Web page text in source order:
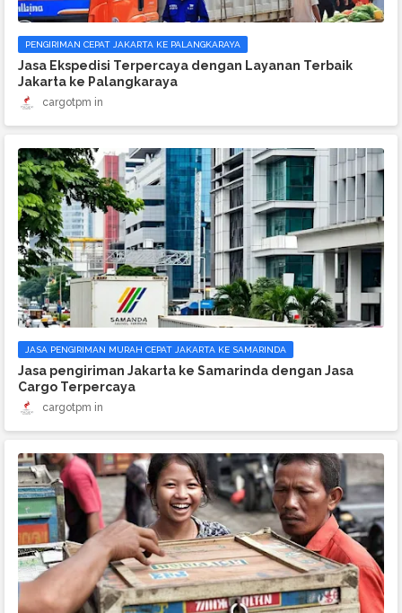
PENGIRIMAN CEPAT JAKARTA KE PALANGKARAYA
Jasa Ekspedisi Terpercaya dengan Layanan Terbaik
Jakarta ke Palangkaraya
cargotpm
JASA PENGIRIMAN MURAH CEPAT JAKARTA KE SAMARINDA
Jasa pengiriman Jakarta ke Samarinda dengan Jasa
Cargo Terpercaya
cargotpm